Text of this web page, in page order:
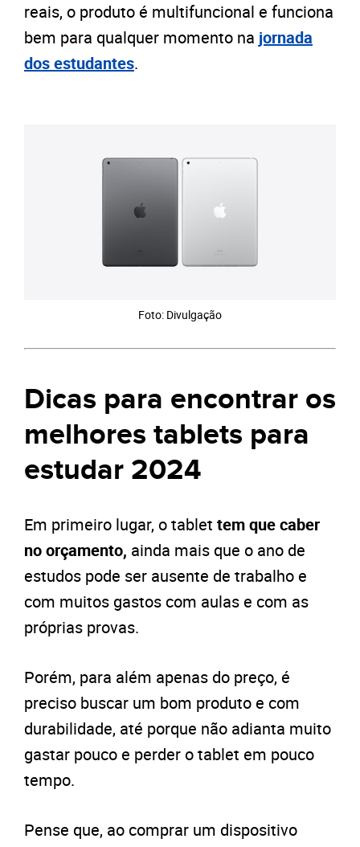
reais, o produto é multifuncional e funciona
bem para qualquer momento na jornada
dos estudantes.
Foto: Divulgação
Dicas para encontrar os
melhores tablets para
estudar 2024
Em primeiro lugar, o tablet tem que caber
no orçamento, ainda mais que o ano de
estudos pode ser ausente de trabalho e
com muitos gastos com aulas e com as
próprias provas.
Porém, para além apenas do preço, é
preciso buscar um bom produto e com
durabilidade, até porque não adianta muito
gastar pouco e perder o tablet em pouco
tempo.
Pense que, ao comprar um dispositivo